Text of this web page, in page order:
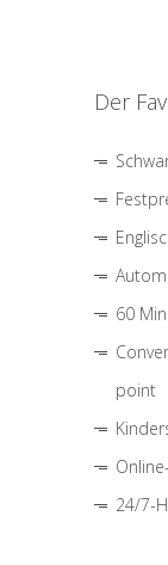
Der
60
point
24/7-